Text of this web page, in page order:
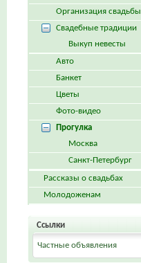
Организация свадьбы
Свадебные традиции
Выкуп невесты
Авто
Банкет
Цветы
Фото-видео
Прогулка
Москва
Санкт-Петербург
Рассказы о свадьбах
Молодоженам
Ссылки
Частные объявления